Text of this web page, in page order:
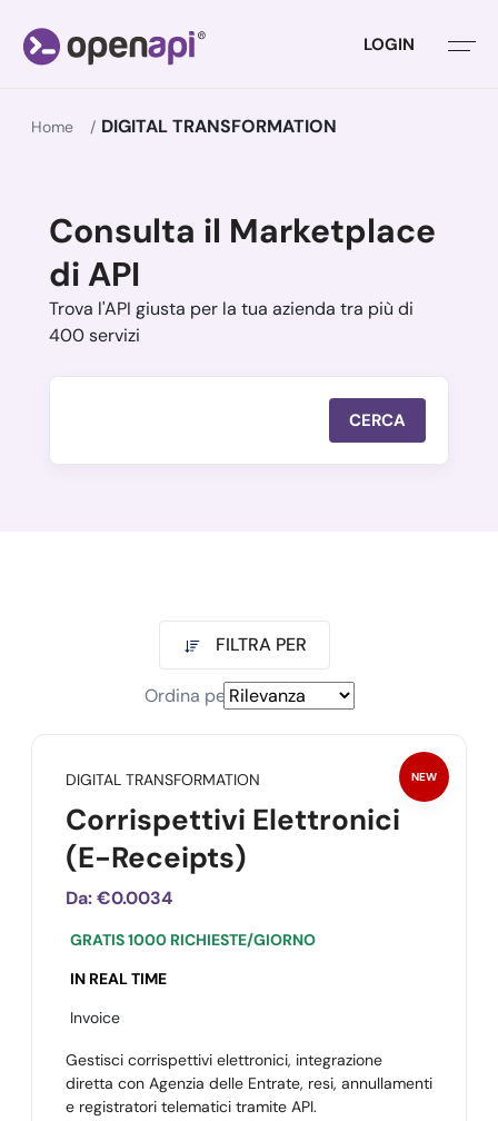
LOGIN
Home DIGITAL TRANSFORMATION
Consulta il Marketplace
di API
Trova l'API giusta per la tua azienda tra più di
400 servizi
CERCA
FILTRA PER
Ordina per
NEW
DIGITAL TRANSFORMATION
Corrispettivi Elettronici
(E-Receipts)
Da:€0.0034
GRATIS 1000 RICHIESTE/GIORNO
IN REAL TIME
Invoice
Gestisci corrispettivi elettronici, integrazione
diretta con Agenzia delle Entrate, resi, annullamenti
e registratori telematici tramite API.